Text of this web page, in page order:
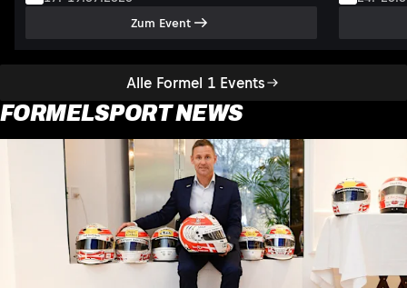
Alle Formel 1 Events
Zum Event
FORMELSPORT NEWS